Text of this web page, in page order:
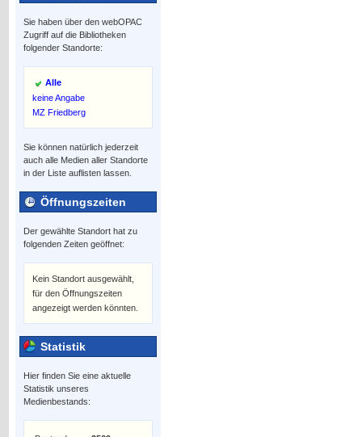
Sie haben über den webOPAC
Zugriff auf die Bibliotheken
folgender Standorte:
Alle
keine Angabe
MZ Friedberg
Sie können natürlich jederzeit
auch alle Medien aller Standorte
in der Liste auflisten lassen.
Öffnungszeiten
Der gewählte Standort hat zu
folgenden Zeiten geöffnet:
Kein Standort ausgewählt,
für den Öffnungszeiten
angezeigt werden könnten.
Statistik
Hier finden Sie eine aktuelle
Statistik unseres
Medienbestands: